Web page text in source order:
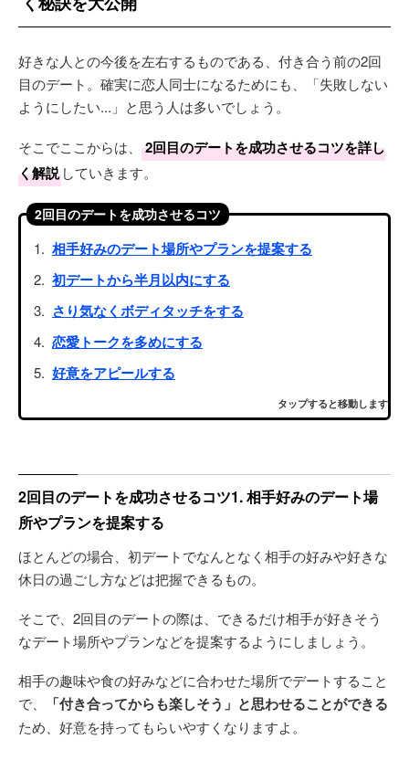
好きな人との今後を左右するものである、付き合う前の2回
目のデート。確実に恋人同士になるためにも、「失敗しない
ようにしたい...」と思う人は多いでしょう。
そこでここからは、
2回目のデートを成功させるコツを詳し
く解説 していきます。
2回目のデートを成功させるコツ
相手好みのデート場所やプランを提案する
初デートから半月以内にする
さり気なくボディタッチをする
恋愛トークを多めにする
好意をアピールする
タップすると移動します
2回目のデートを成功させるコツ1. 相手好みのデート場
所やプランを提案する
ほとんどの場合、初デートでなんとなく相手の好みや好きな
休日の過ごし方などは把握できるもの。
そこで、2回目のデートの際は、できるだけ相手が好きそう
なデート場所やプランなどを提案するようにしましょう。
相手の趣味や食の好みなどに合わせた場所でデートすること
で、
「付き合ってからも楽しそう」と思わせることができる
ため、好意を持ってもらいやすくなりますよ。